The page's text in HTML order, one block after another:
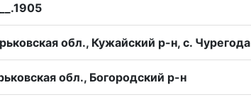
обл., Кужайский р-н, с. Чурегода
обл., Богородский р-н